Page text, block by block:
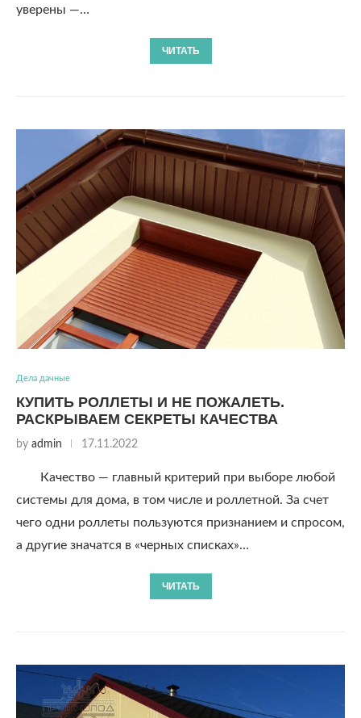
уверены —…
ЧИТАТЬ
Дела дачные
КУПИТЬ РОЛЛЕТЫ И НЕ ПОЖАЛЕТЬ.
РАСКРЫВАЕМ СЕКРЕТЫ КАЧЕСТВА
by admin 17.11.2022
Качество — главный критерий при выборе любой
системы для дома, в том числе и роллетной. За счет
чего одни роллеты пользуются признанием и спросом,
а другие значатся в «черных списках»…
ЧИТАТЬ